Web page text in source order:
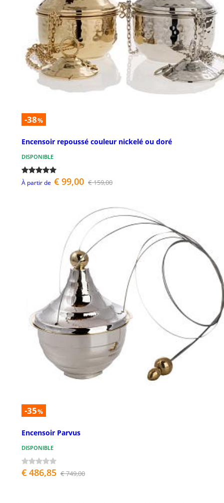
-38%
Encensoir repoussé couleur nickelé ou doré
DISPONIBLE
À partir de € 99,00 € 159,00
-35%
Encensoir Parvus
DISPONIBLE
€ 486,85 € 749,00